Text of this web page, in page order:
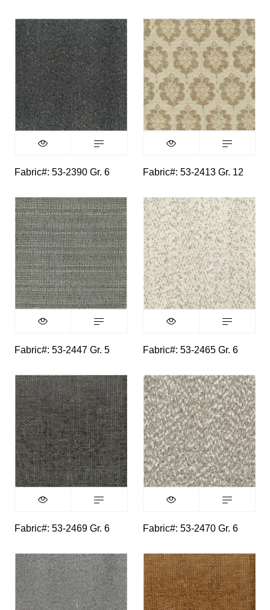
Fabric#: 53-2390 Gr. 6 Fabric#: 53-2413 Gr. 12
Fabric#: 53-2447 Gr. 5 Fabric#: 53-2465 Gr. 6
Fabric#: 53-2469 Gr. 6 Fabric#: 53-2470 Gr. 6